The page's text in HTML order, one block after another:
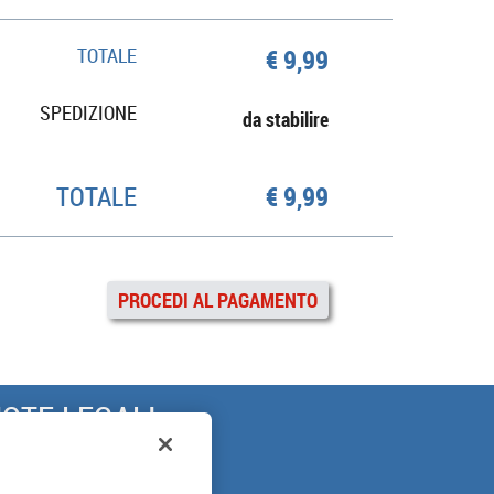
TOTALE € 9,99
SPEDIZIONE da stabilire
TOTALE € 9,99
PROCEDI AL PAGAMENTO
LEGALI